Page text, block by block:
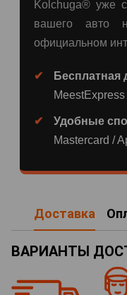
Kolchuga® уже
вашего авто
официальном
Бесплатная
Удобные
Mastercard /
Доставка
ВАРИАНТЫ